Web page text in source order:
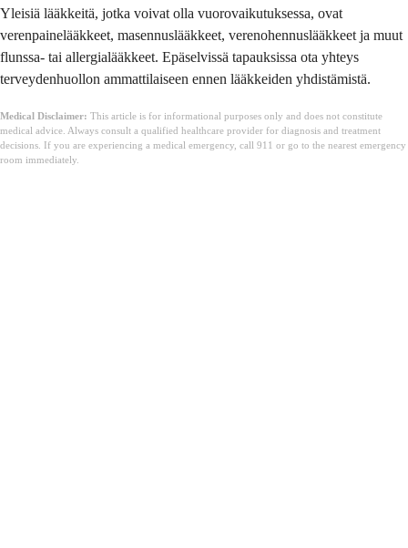
Yleisiä lääkkeitä, jotka voivat olla vuorovaikutuksessa, ovat
verenpainelääkkeet, masennuslääkkeet, verenohennuslääkkeet ja muut
flunssa- tai allergialääkkeet. Epäselvissä tapauksissa ota yhteys
terveydenhuollon ammattilaiseen ennen lääkkeiden yhdistämistä.
Medical Disclaimer: This article is for informational purposes only and does not constitute
medical advice. Always consult a qualified healthcare provider for diagnosis and treatment
decisions. If you are experiencing a medical emergency, call 911 or go to the nearest emergency
room immediately.